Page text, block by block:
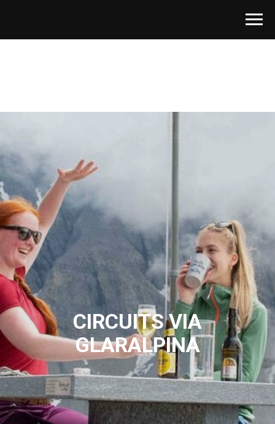
CIRCUITS VIA
GLARALPINA